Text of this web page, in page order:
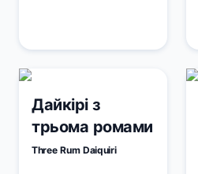
Дайкірі з
трьома ромами
Three Rum Daiquiri